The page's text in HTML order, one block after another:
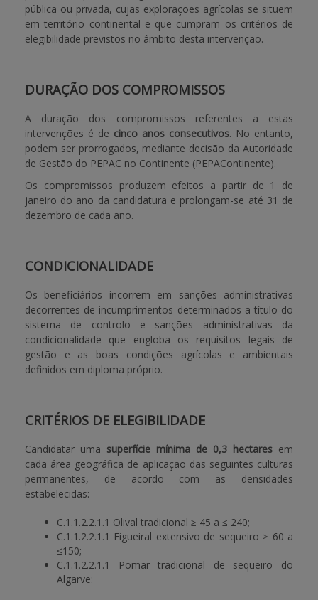
pública ou privada, cujas explorações agrícolas se situem
em território continental e que cumpram os critérios de
elegibilidade previstos no âmbito desta intervenção.
DURAÇÃO DOS COMPROMISSOS
A duração dos compromissos referentes a estas
intervenções é de cinco anos consecutivos. No entanto,
podem ser prorrogados, mediante decisão da Autoridade
de Gestão do PEPAC no Continente (PEPAContinente).
Os compromissos produzem efeitos a partir de 1 de
janeiro do ano da candidatura e prolongam-se até 31 de
dezembro de cada ano.
CONDICIONALIDADE
Os beneficiários incorrem em sanções administrativas
decorrentes de incumprimentos determinados a título do
sistema de controlo e sanções administrativas da
condicionalidade que engloba os requisitos legais de
gestão e as boas condições agrícolas e ambientais
definidos em diploma próprio.
CRITÉRIOS DE ELEGIBILIDADE
Candidatar uma superfície mínima de 0,3 hectares em
cada área geográfica de aplicação das seguintes culturas
permanentes, de acordo com as densidades
estabelecidas:
C.1.1.2.2.1.1 Olival tradicional ≥ 45 a ≤ 240;
C.1.1.2.2.1.1 Figueiral extensivo de sequeiro ≥ 60 a
≤150;
C.1.1.2.2.1.1 Pomar tradicional de sequeiro do
Algarve: